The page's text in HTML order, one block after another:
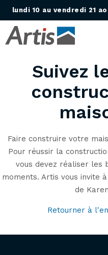
lundi 10 au vendredi 21
Suivez
Faire construire votre
Pour réussir la
vous devez réaliser les
moments. Artis vous invite
de
Retourner à